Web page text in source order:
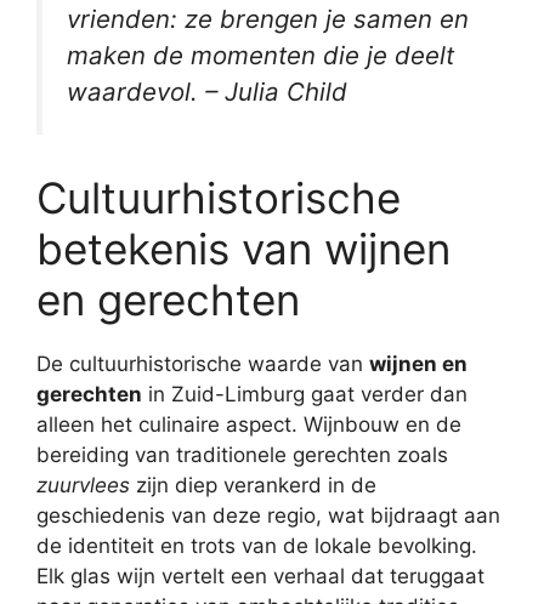
vrienden: ze brengen je samen en
maken de momenten die je deelt
waardevol. – Julia Child
Cultuurhistorische
betekenis van wijnen
en gerechten
De cultuurhistorische waarde van wijnen en
gerechten in Zuid-Limburg gaat verder dan
alleen het culinaire aspect. Wijnbouw en de
bereiding van traditionele gerechten zoals
zuurvlees zijn diep verankerd in de
geschiedenis van deze regio, wat bijdraagt aan
de identiteit en trots van de lokale bevolking.
Elk glas wijn vertelt een verhaal dat teruggaat